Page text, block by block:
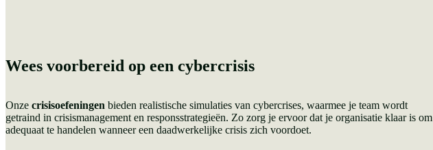
Wees voorbereid op een cybercrisis
Onze crisisoefeningen bieden realistische simulaties van cybercrises, waarmee je team wordt
getraind in crisismanagement en responsstrategieën. Zo zorg je ervoor dat je organisatie klaar is om
adequaat te handelen wanneer een daadwerkelijke crisis zich voordoet.